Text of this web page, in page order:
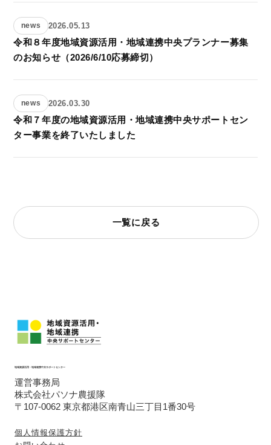
news 2026.05.13
令和８年度地域資源活用・地域連携中央プランナー募集
のお知らせ（2026/6/10応募締切）
news 2026.03.30
令和７年度の地域資源活用・地域連携中央サポートセン
ター事業を終了いたしました
一覧に戻る
地域資源活用・地域連携中央サポートセンター
運営事務局
株式会社パソナ農援隊
〒107-0062 東京都港区南青山三丁目1番30号
個人情報保護方針